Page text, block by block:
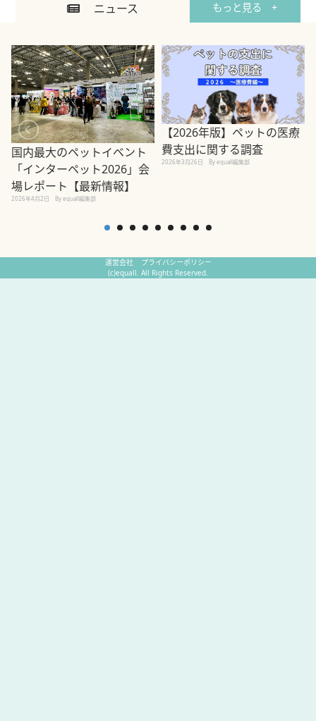
ニュース もっと見る +
国内最大のペットイベント
「インターペット2026」会
場レポート【最新情報】
2026年4月2日 By equall編集部
【2026年版】ペットの医療
費支出に関する調査
2026年3月26日 By equall編集部
運営会社
プライバシーポリシー
(c)equall. All Rights Reserved.